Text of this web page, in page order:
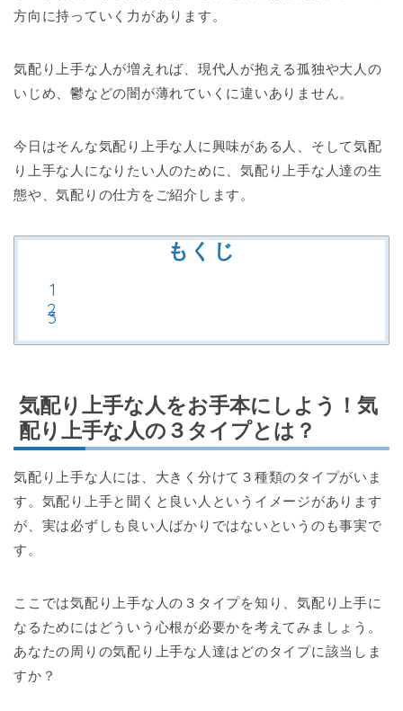
方向に持っていく力があります。
気配り上手な人が増えれば、現代人が抱える孤独や大人の
いじめ、鬱などの闇が薄れていくに違いありません。
今日はそんな気配り上手な人に興味がある人、そして気配
り上手な人になりたい人のために、気配り上手な人達の生
態や、気配りの仕方をご紹介します。
もくじ
気配り上手な人をお手本にしよう！気
配り上手な人の３タイプとは？
気配り上手な人には、大きく分けて３種類のタイプがいま
す。気配り上手と聞くと良い人というイメージがあります
が、実は必ずしも良い人ばかりではないというのも事実で
す。
ここでは気配り上手な人の３タイプを知り、気配り上手に
なるためにはどういう心根が必要かを考えてみましょう。
あなたの周りの気配り上手な人達はどのタイプに該当しま
すか？